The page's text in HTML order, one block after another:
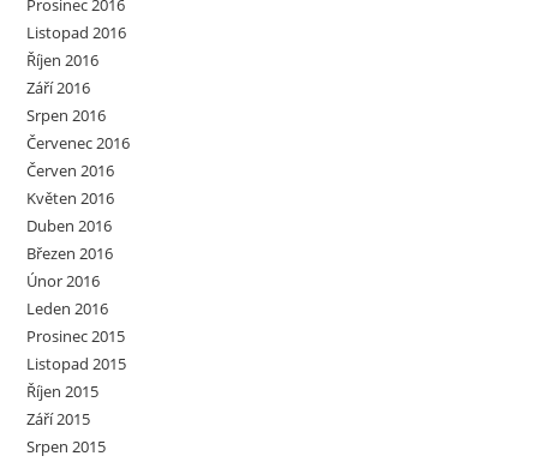
Prosinec 2016
Listopad 2016
Říjen 2016
Září 2016
Srpen 2016
Červenec 2016
Červen 2016
Květen 2016
Duben 2016
Březen 2016
Únor 2016
Leden 2016
Prosinec 2015
Listopad 2015
Říjen 2015
Září 2015
Srpen 2015